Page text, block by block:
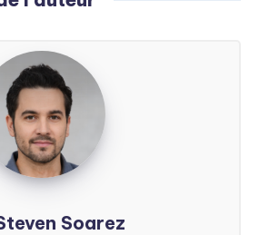
Steven
Soarez
Soarez